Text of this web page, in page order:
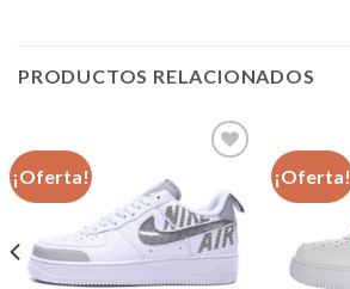
PRODUCTOS RELACIONADOS
¡Oferta!
Añadir
a la
lista de
¡Oferta!